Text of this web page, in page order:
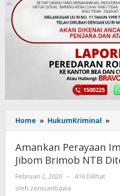
Home » HukumKriminal »
Amankan Perayaan
Jibom Brimob NTB
Februari 2, 2020
oleh
zensumbawa
-
416 Dilihat
oleh zensumbawa